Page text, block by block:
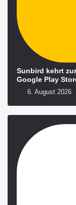
Sunbird kehrt
Google Play
6. August 2026